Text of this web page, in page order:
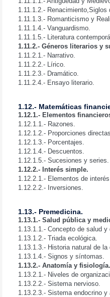
1.11.1.2.- Renacimiento,Siglos
1.11.1.3.- Romanticismo y
1.11.1.4.- Vanguardismo.
1.11.1.5.- Literatura
1.11.2.- Géneros literarios y
1.11.2.1.- Narrativo.
1.11.2.2.- Lírico.
1.11.2.3.- Dramático.
1.11.2.4.- Ensayo literario.
1.12.- Matemáticas
1.12.1.- Elementos
1.12.1.1.- Razones.
1.12.1.2.- Proporciones
1.12.1.3.- Porcentajes.
1.12.1.4.- Descuentos.
1.12.1.5.- Sucesiones y series.
1.12.2.- Interés simple.
1.12.2.1.- Elementos de
1.12.2.2.- Inversiones.
1.13.- Premedicina.
1.13.1.- Salud pública y
1.13.1.1.- Concepto de salud y
1.13.1.2.- Triada ecológica.
1.13.1.3.- Historia natural de la
1.13.1.4.- Signos y síntomas.
1.13.2.- Anatomía y fisiología.
1.13.2.1.- Niveles de
1.13.2.2.- Sistema nervioso.
1.13.2.3.- Sistema endocrino y